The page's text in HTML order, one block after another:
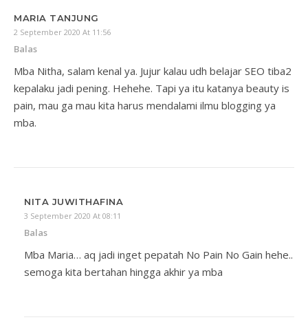
MARIA TANJUNG
2 September 2020 At 11:56
Balas
Mba Nitha, salam kenal ya. Jujur kalau udh belajar SEO tiba2
kepalaku jadi pening. Hehehe. Tapi ya itu katanya beauty is
pain, mau ga mau kita harus mendalami ilmu blogging ya
mba.
NITA JUWITHAFINA
3 September 2020 At 08:11
Balas
Mba Maria… aq jadi inget pepatah No Pain No Gain hehe..
semoga kita bertahan hingga akhir ya mba